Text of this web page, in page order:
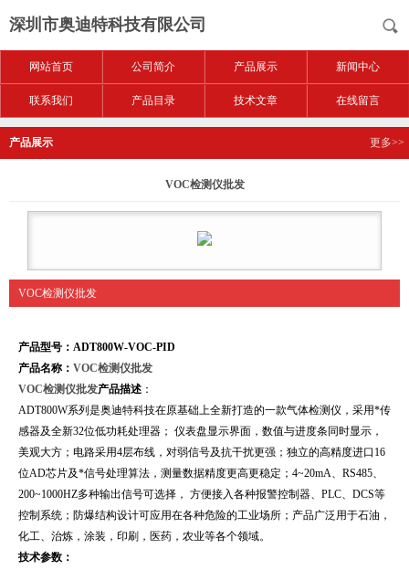
深圳市奥迪特科技有限公司
网站首页 公司简介 产品展示 新闻中心
联系我们 产品目录 技术文章 在线留言
产品展示 更多>>
VOC检测仪批发
VOC检测仪批发
产品型号：ADT800W-VOC-PID
产品名称： VOC检测仪批发
VOC检测仪批发产品描述 ：
ADT800W系列是奥迪特科技在原基础上全新打造的一款气体检测仪，采用*传
感器及全新32位低功耗处理器； 仪表盘显示界面，数值与进度条同时显示，
美观大方；电路采用4层布线，对弱信号及抗干扰更强；独立的高精度进口16
位AD芯片及*信号处理算法，测量数据精度更高更稳定；4~20mA、RS485、
200~1000HZ多种输出信号可选择， 方便接入各种报警控制器、PLC、DCS等
控制系统；防爆结构设计可应用在各种危险的工业场所；产品广泛用于石油，
化工、治炼，涂装，印刷，医药，农业等各个领域。
技术参数：